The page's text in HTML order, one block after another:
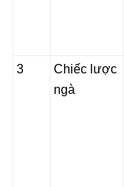
3
Chiếc lược
ngà